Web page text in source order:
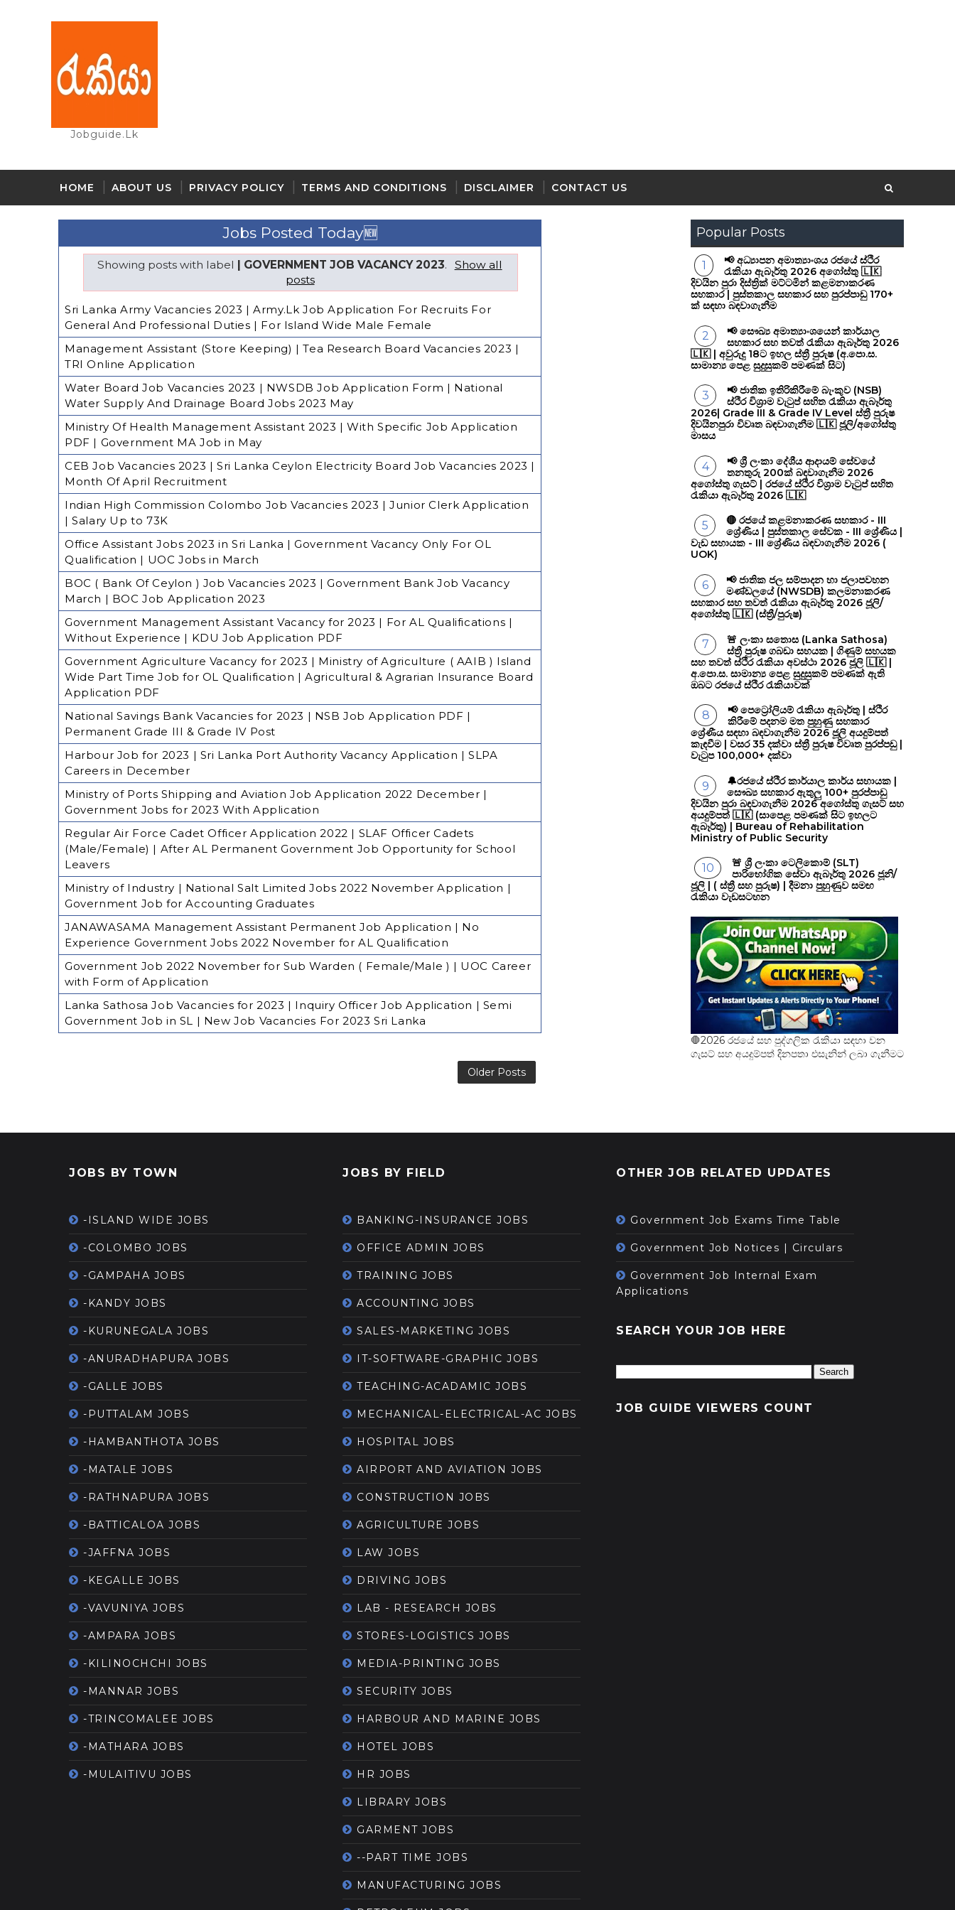
Jobguide.lk
HOME ABOUT US PRIVACY POLICY TERMS AND CONDITIONS DISCLAIMER CONTACT US
Jobs Posted Today🆕
Showing posts with label | GOVERNMENT JOB VACANCY 2023.
Show all
posts
Sri Lanka Army Vacancies 2023 | Army.Lk Job Application For Recruits For
General And Professional Duties | For Island Wide Male Female
Management Assistant (Store Keeping) | Tea Research Board Vacancies 2023 |
TRI Online Application
Water Board Job Vacancies 2023 | NWSDB Job Application Form | National
Water Supply And Drainage Board Jobs 2023 May
Ministry Of Health Management Assistant 2023 | With Specific Job Application
PDF | Government MA Job in May
CEB Job Vacancies 2023 | Sri Lanka Ceylon Electricity Board Job Vacancies 2023 |
Month Of April Recruitment
Indian High Commission Colombo Job Vacancies 2023 | Junior Clerk Application
| Salary Up to 73K
Office Assistant Jobs 2023 in Sri Lanka | Government Vacancy Only For OL
Qualification | UOC Jobs in March
BOC ( Bank Of Ceylon ) Job Vacancies 2023 | Government Bank Job Vacancy
March | BOC Job Application 2023
Government Management Assistant Vacancy for 2023 | For AL Qualifications |
Without Experience | KDU Job Application PDF
Government Agriculture Vacancy for 2023 | Ministry of Agriculture ( AAIB ) Island
Wide Part Time Job for OL Qualification | Agricultural & Agrarian Insurance Board
Application PDF
National Savings Bank Vacancies for 2023 | NSB Job Application PDF |
Permanent Grade III & Grade IV Post
Harbour Job for 2023 | Sri Lanka Port Authority Vacancy Application | SLPA
Careers in December
Ministry of Ports Shipping and Aviation Job Application 2022 December |
Government Jobs for 2023 With Application
Regular Air Force Cadet Officer Application 2022 | SLAF Officer Cadets
(Male/Female) | After AL Permanent Government Job Opportunity for School
Leavers
Ministry of Industry | National Salt Limited Jobs 2022 November Application |
Government Job for Accounting Graduates
JANAWASAMA Management Assistant Permanent Job Application | No
Experience Government Jobs 2022 November for AL Qualification
Government Job 2022 November for Sub Warden ( Female/Male ) | UOC Career
with Form of Application
Lanka Sathosa Job Vacancies for 2023 | Inquiry Officer Job Application | Semi
Government Job in SL | New Job Vacancies For 2023 Sri Lanka
Older Posts
Popular Posts
📢 අධ්‍යාපන අමාත්‍යාංශය රජයේ ස්ථිර
රැකියා ඇබෑර්තු 2026 අගෝස්තු 🇱🇰
දිවයින පුරා දිස්ත්‍රික් මට්ටමින් කළමනාකරණ
සහකාර | පුස්තකාල සහකාර සහ පුරප්පාඩු 170+
ක් සඳහා බඳවාගැනීම
📢 සෞඛ්‍ය අමාත්‍යාංශයෙන් කාර්යාල
සහකාර සහ තවත් රැකියා ඇබෑර්තු 2026
🇱🇰 | අවුරුදු 18ට ඉහල ස්ත්‍රී පුරුෂ (අ.පො.ස.
සාමාන්‍ය පෙළ සුදුසුකම් පමණක් සිට)
📢 ජාතික ඉතිරිකිරීමේ බැංකුව (NSB)
ස්ථිර විශ්‍රාම වැටුප් සහිත රැකියා ඇබෑර්තු
2026| Grade III & Grade IV Level ස්ත්‍රී පුරුෂ
දිවයිනපුරා විවෘත බඳවාගැනීම 🇱🇰 ජූලි/අගෝස්තු
මාසය
📢 ශ්‍රී ලංකා දේශීය ආදායම් සේවයේ
තනතුරු 200ක් බඳවාගැනීම 2026
අගෝස්තු ගැසට් | රජයේ ස්ථිර විශ්‍රාම වැටුප් සහිත
රැකියා ඇබෑර්තු 2026 🇱🇰
🔴 රජයේ කළමනාකරණ සහකාර - III
ශ්‍රේණිය | පුස්තකාල සේවක - III ශ්‍රේණිය |
වැඩ සහායක - III ශ්‍රේණිය බඳවාගැනීම 2026 (
UOK)
📢 ජාතික ජල සම්පාදන හා ජලාපවහන
මණ්ඩලයේ (NWSDB) කලමනාකරණ
සහකාර සහ තවත් රැකියා ඇබෑර්තු 2026 ජූලි/
අගෝස්තු 🇱🇰 (ස්ත්‍රී/පුරුෂ)
🚨 ලංකා සතොස (Lanka Sathosa)
ස්ත්‍රී පුරුෂ ගබඩා සහයක | ගිණුම් සහයක
සහ තවත් ස්ථිර රැකියා අවස්ථා 2026 ජූලි 🇱🇰 |
අ.පො.ස. සාමාන්‍ය පෙළ සුදුසුකම් පමණක් ඇති
ඔබට රජයේ ස්ථිර රැකියාවක්
📢 පෙට්‍රෝලියම් රැකියා ඇබෑර්තු | ස්ථිර
කිරීමේ පදනම මත පුහුණු සහකාර
ශ්‍රේණීය සඳහා බඳවාගැනීම 2026 ජූලි අයදුම්පත්
කැඳවීම | වසර 35 දක්වා ස්ත්‍රී පුරුෂ විවෘත පුරප්පඩු |
වැටුප 100,000+ දක්වා
🔔රජයේ ස්ථිර කාර්යාල කාර්ය සහායක |
සෞඛ්‍ය සහකාර ඇතුලු 100+ පුරප්පාඩු
දිවයින පුරා බඳවාගැනීම 2026 අගෝස්තු ගැසට් සහ
අයදුම්පත් 🇱🇰 (සාපෙළ පමණක් සිට ඉහලට
ඇබෑර්තු) | Bureau of Rehabilitation
Ministry of Public Security
🚨 ශ්‍රී ලංකා ටෙලිකොම් (SLT)
පාරිභෝගික සේවා ඇබෑර්තු 2026 ජූනි/
ජූලි | ( ස්ත්‍රී සහ පුරුෂ) | දීමනා පුහුණුව සමඟ
රැකියා වැඩසටහන
🛑2026 රජයේ සහ පුද්ගලික රැකියා සඳහා වන
ගැසට් සහ අයදුම්පත් දිනපතා එසැනින් ලබා ගැනීමට
JOBS BY TOWN
-ISLAND WIDE JOBS
-COLOMBO JOBS
-GAMPAHA JOBS
-KANDY JOBS
-KURUNEGALA JOBS
-ANURADHAPURA JOBS
-GALLE JOBS
-PUTTALAM JOBS
-HAMBANTHOTA JOBS
-MATALE JOBS
-RATHNAPURA JOBS
-BATTICALOA JOBS
-JAFFNA JOBS
-KEGALLE JOBS
-VAVUNIYA JOBS
-AMPARA JOBS
-KILINOCHCHI JOBS
-MANNAR JOBS
-TRINCOMALEE JOBS
-MATHARA JOBS
-MULAITIVU JOBS
JOBS BY FIELD
BANKING-INSURANCE JOBS
OFFICE ADMIN JOBS
TRAINING JOBS
ACCOUNTING JOBS
SALES-MARKETING JOBS
IT-SOFTWARE-GRAPHIC JOBS
TEACHING-ACADAMIC JOBS
MECHANICAL-ELECTRICAL-AC JOBS
HOSPITAL JOBS
AIRPORT AND AVIATION JOBS
CONSTRUCTION JOBS
AGRICULTURE JOBS
LAW JOBS
DRIVING JOBS
LAB - RESEARCH JOBS
STORES-LOGISTICS JOBS
MEDIA-PRINTING JOBS
SECURITY JOBS
HARBOUR AND MARINE JOBS
HOTEL JOBS
HR JOBS
LIBRARY JOBS
GARMENT JOBS
--PART TIME JOBS
MANUFACTURING JOBS
OTHER JOB RELATED UPDATES
Government Job Exams Time Table
Government Job Notices | Circulars
Government Job Internal Exam
Applications
SEARCH YOUR JOB HERE
JOB GUIDE VIEWERS COUNT